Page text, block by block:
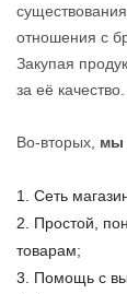
отношения с
Закупая
за её качество.
Во-вторых, мы
Сеть
Простой,
товарам;
Помощь с